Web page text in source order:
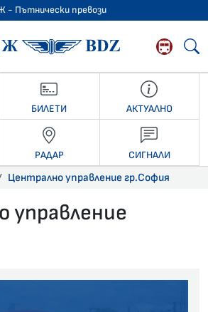
- Пътнически превози
БДЖ -
БИЛЕТИ АКТУАЛНО
РАДАР СИГНАЛИ
Централно управление гр.София
управление